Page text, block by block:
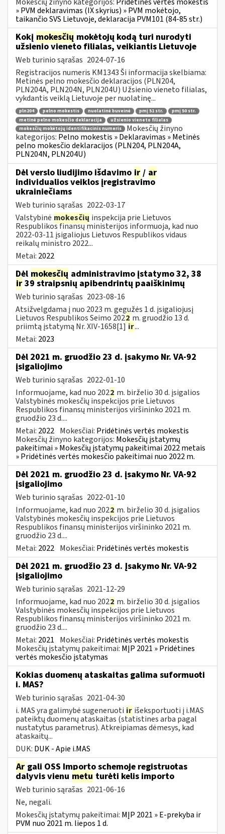
» PVM deklaravimas (IX skyrius) » PVM mokėtojo,
taikančio SVS Lietuvoje, deklaracija PVM101 (84-85 str.)
Kokį mokesčių mokėtojų kodą turi nurodyti
užsienio vieneto filialas, veikiantis Lietuvoje
Web turinio sąrašas 2024-07-16
Registracijos numeris KM1343 Ši informacija skelbiama:
Metinės pelno mokesčio deklaracijos (PLN204,
PLN204A, PLN204N, PLN204U) Užsienio vieneto filialas,
vykdantis veiklą Lietuvoje per nuolatinę...
pln204 pelno mokestis nuolatinė buveinė pmį 51 str.
pmį 50 str.
metinė pelno mokesčio deklaracija
užsienio vieneto filialas
mokesčių mokėtojų identifikacinis numeris
Mokesčių žinyno
kategorijos: Pelno mokestis » Deklaravimas » Metinės
pelno mokesčio deklaracijos (PLN204, PLN204A,
PLN204N, PLN204U)
Dėl verslo liudijimo išdavimo ir / ar
individualios veiklos įregistravimo
ukrainiečiams
Web turinio sąrašas 2022-03-17
Valstybinė mokesčių inspekcija prie Lietuvos
Respublikos finansų ministerijos informuoja, kad nuo
2022-03-11 įsigaliojus Lietuvos Respublikos vidaus
reikalų ministro 2022...
Metai: 2022
Dėl mokesčių administravimo įstatymo 32, 38
ir 39 straipsnių apibendrintų paaiškinimų
Web turinio sąrašas 2023-08-16
Atsižvelgdama į nuo 2023 m. gegužės 1 d. įsigaliojusį
Lietuvos Respublikos Seimo 2022 m. gruodžio 13 d.
priimtą įstatymą Nr. XIV-1658[1]ir...
Metai: 2023
Dėl 2021 m. gruodžio 23 d. įsakymo Nr. VA-92
įsigaliojimo
Web turinio sąrašas 2022-01-10
Informuojame, kad nuo 2022 m. birželio 30 d. įsigalios
Valstybinės mokesčių inspekcijos prie Lietuvos
Respublikos finansų ministerijos viršininko 2021 m.
gruodžio 23 d....
Metai: 2022 Mokesčiai: Pridėtinės vertės mokestis
Mokesčių žinyno kategorijos: Mokesčių įstatymų
pakeitimai » Mokesčių įstatymų pakeitimai 2022 metais
» Pridėtinės vertės mokesčio pakeitimai nuo 2022 m.
Dėl 2021 m. gruodžio 23 d. įsakymo Nr. VA-92
įsigaliojimo
Web turinio sąrašas 2022-01-10
Informuojame, kad nuo 2022 m. birželio 30 d. įsigalios
Valstybinės mokesčių inspekcijos prie Lietuvos
Respublikos finansų ministerijos viršininko 2021 m.
gruodžio 23 d....
Metai: 2022 Mokesčiai: Pridėtinės vertės mokestis
Dėl 2021 m. gruodžio 23 d. Įsakymo Nr. VA-92
įsigaliojimo
Web turinio sąrašas 2021-12-29
Informuojame, kad nuo 2022 m. birželio 30 d. įsigalios
Valstybinės mokesčių inspekcijos prie Lietuvos
Respublikos finansų ministerijos viršininko 2021 m.
gruodžio 23 d....
Metai: 2021 Mokesčiai: Pridėtinės vertės mokestis
Mokesčių įstatymų pakeitimai: MĮP 2021 » Pridėtines
vertės mokesčio įstatymas
Kokias duomenų ataskaitas galima suformuoti
i. MAS?
Web turinio sąrašas 2021-04-30
i. MAS yra galimybė sugeneruoti ir išeksportuoti į i.MAS
pateiktų duomenų ataskaitas (statistines arba pagal
nustatytus parametrus). Atkreipiamas dėmesys, kad
ataskaitų...
DUK: DUK - Apie i.MAS
Ar gali OSS Importo schemoje registruotas
dalyvis vienu metu turėti kelis importo
Web turinio sąrašas 2021-06-16
Ne, negali.
Mokesčių įstatymų pakeitimai: MĮP 2021 » E-prekyba ir
PVM nuo 2021 m. liepos 1 d.